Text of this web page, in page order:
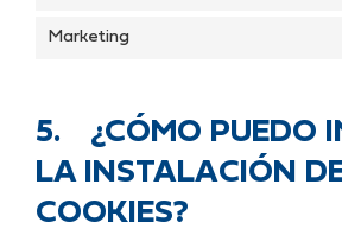
Marketing
5. ¿CÓMO PUEDO
LA INSTALACIÓN
COOKIES?